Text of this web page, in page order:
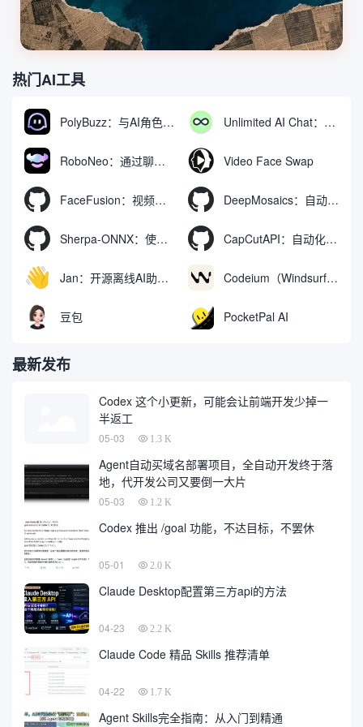
热门AI工具
PolyBuzz：与AI角色互动的免费聊天与角色扮演平台 Unlimited AI Chat：免费无限制的AI聊天工具
RoboNeo：通过聊天生成和编辑视频与图像的AI工具 Video Face Swap
FaceFusion：视频换脸增强工具|语音同步视频嘴型动作 DeepMosaics：自动去除图像和视频中的马赛克，或向其添加马赛克
Sherpa-ONNX：使用ONNXRuntime实现离线语音识别和合成 CapCutAPI：自动化控制CapCut视频剪辑的开源工具
Jan：开源离线AI助手，ChatGPT 替代品，运行本地AI模型或连接云端AI Codeium（Windsurf Editor）：免费的AI代码补全与聊天工具，Windsurf以对话方式编写完整项目代码
豆包 PocketPal AI
最新发布
Codex 这个小更新，可能会让前端开发少掉一
半返工
05-03 1.3 K
Agent自动买域名部署项目，全自动开发终于落
地，代开发公司又要倒一大片
05-03 1.2 K
Codex 推出 /goal 功能，不达目标，不罢休
05-01 2.0 K
Claude Desktop配置第三方api的方法
04-23 2.2 K
Claude Code 精品 Skills 推荐清单
04-22 1.7 K
Agent Skills完全指南：从入门到精通